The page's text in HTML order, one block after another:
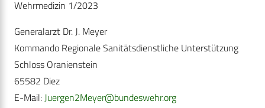
Wehrmedizin 1/2023
Generalarzt Dr. J. Meyer
Kommando Regionale Sanitätsdienstliche Unterstützung
Schloss Oranienstein
65582 Diez
E-Mail:Juergen2Meyer@bundeswehr.org